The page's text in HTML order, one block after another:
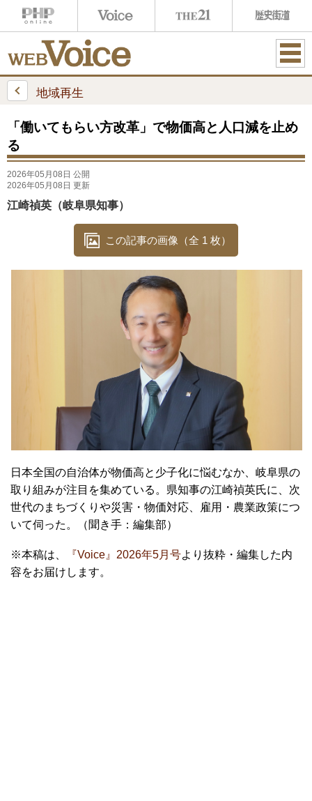
ME
地域再生
「働いてもらい方改革」で物価高と人口減を止め
る
2026年05月08日 公開
2026年05月08日 更新
江崎禎英（岐阜県知事）
この記事の画像（全 1 枚）
日本全国の自治体が物価高と少子化に悩むなか、岐阜県の
取り組みが注目を集めている。県知事の江崎禎英氏に、次
世代のまちづくりや災害・物価対応、雇用・農業政策につ
いて伺った。（聞き手：編集部）
※本稿は、 『Voice』2026年5月号より抜粋・編集した内
容をお届けします。